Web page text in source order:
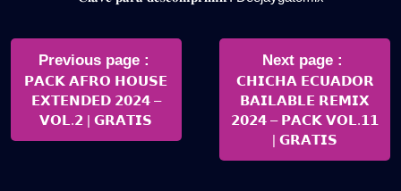
Navegación
entradas
Previous page
Posts
𝗣𝗔𝗖𝗞 𝗔𝗙𝗥𝗢 𝗛𝗢𝗨𝗦𝗘
𝗘𝗫𝗧𝗘𝗡𝗗𝗘𝗗 𝟮𝟬𝟮𝟰 –
𝗩𝗢𝗟.𝟮 | 𝗚𝗥𝗔𝗧𝗜𝗦
Next page
Posts
𝗖𝗛𝗜𝗖𝗛𝗔 𝗘𝗖𝗨𝗔𝗗𝗢𝗥
𝗕𝗔𝗜𝗟𝗔𝗕𝗟𝗘 𝗥𝗘𝗠𝗜𝗫
𝟮𝟬𝟮𝟰 – 𝗣𝗔𝗖𝗞 𝗩𝗢𝗟.𝟭𝟭
| 𝗚𝗥𝗔𝗧𝗜𝗦